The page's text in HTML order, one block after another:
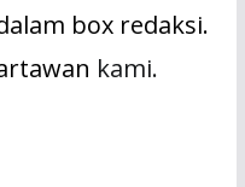
box redaksi.
kami.